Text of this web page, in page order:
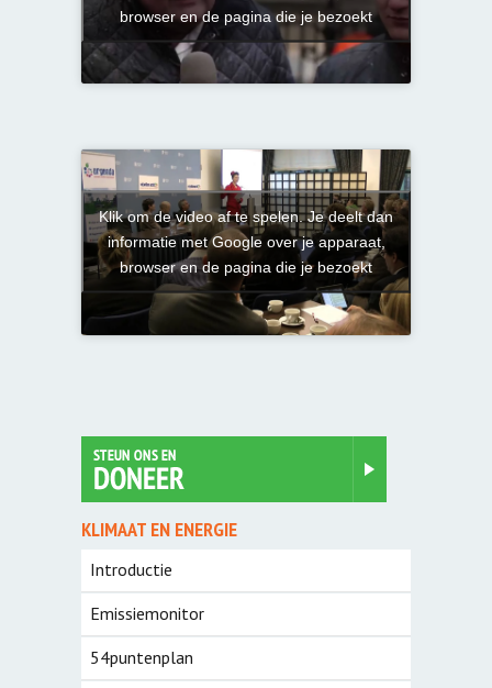
browser en de pagina die je bezoekt
Klik om de video af te spelen. Je deelt dan
informatie met Google over je apparaat,
browser en de pagina die je bezoekt
KLIMAAT EN ENERGIE
Introductie
Emissiemonitor
54puntenplan